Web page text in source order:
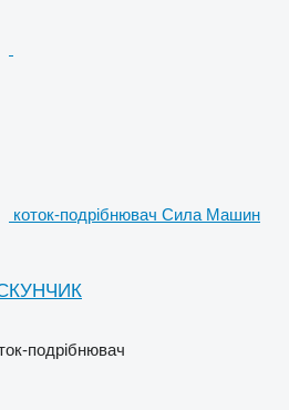
коток-подрібнювач Сила Машин
подрібнювач